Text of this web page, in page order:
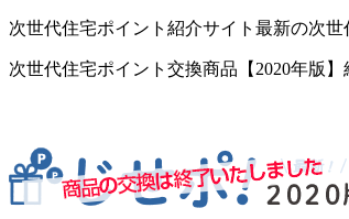
次世代住宅ポイント紹介サイト最新の次
次世代住宅ポイント交換商品【2020年版】